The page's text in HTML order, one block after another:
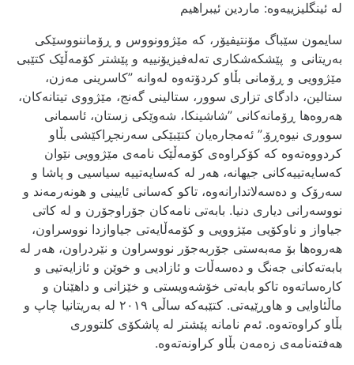
له ئینگلیزییه‌وه: ماردین ئیبراهیم
سایمون سێباگ مۆنتیفیۆر، که مێژوونووس و ڕۆماننووسێکی
به‌ریتانی و پێشکه‌شکاری ته‌له‌فیزیۆنییه و پێشتر کۆمه‌ڵێک کتێبی
مێژوویی و ڕۆمانی بڵاو کردۆته‌وه له‌وانه ”کاسرینی مه‌زن،
ستالین، دادگای تزاری سوور، ستالینی گه‌نج، مێژووی تیتانه‌کان،
هه‌روه‌ها ڕۆمانه‌کانی ”شاشینکا، شه‌وێکی زستان، ئاسمانی
سووری نیوه‌ڕۆ.” ئه‌مجاره‌یان کتێبێکی سه‌رنجڕاکێشی بڵاو
کردووەته‌وه که کۆکراوه‌ی کۆمه‌ڵێک نامه‌ی مێژوویی نێوان
که‌سایه‌تییه‌کانی جیهانه، هه‌ر له که‌سایه‌تییه سیاسیی و پاشا و
سه‌رۆک و ده‌سه‌لاتدارانه‌وه، تاکو که‌سانی ئایینی و هونه‌رمه‌ند و
نووسه‌رانی دیاری دنیا. بابه‌تی نامه‌کان جۆراوجۆرن و له کاتی
جیاواز و ناوکۆیی مێژوویی و کۆمه‌ڵایه‌تی جیاوازدا نووسراون،
هه‌روه‌ها بۆ مه‌به‌ستی جۆربه‌جۆر نووسراون و نێردراون، هه‌ر له
بابه‌ته‌کانی جه‌نگ و ده‌سه‌ڵات و ئازادیی و خوێن و ئازایه‌تیی و
کاره‌ساته‌وه تاکو بابه‌تی خۆشه‌ویستی و خێزانی و داهێنان و
ماڵئاوایی و هاوڕێیه‌تی. کتێبه‌که ساڵی ٢٠١٩ له به‌ریتانیا چاپ و
بڵاو کراوه‌ته‌وه. ئه‌م نامانه پێشتر له پاشکۆی کلتووری
هه‌فته‌نامه‌ی زه‌مه‌ن بڵاو کراونه‌ته‌وه.